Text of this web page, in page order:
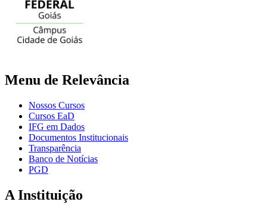
Menu de Relevância
Nossos Cursos
Cursos EaD
IFG em Dados
Documentos Institucionais
Transparência
Banco de Notícias
PGD
A Instituição